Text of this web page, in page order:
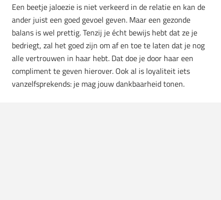
Een beetje jaloezie is niet verkeerd in de relatie en kan de
ander juist een goed gevoel geven. Maar een gezonde
balans is wel prettig. Tenzij je écht bewijs hebt dat ze je
bedriegt, zal het goed zijn om af en toe te laten dat je nog
alle vertrouwen in haar hebt. Dat doe je door haar een
compliment te geven hierover. Ook al is loyaliteit iets
vanzelfsprekends: je mag jouw dankbaarheid tonen.